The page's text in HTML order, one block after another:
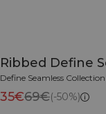
Ribbed Define
Define Seamless Collection
35€69€(-50%)